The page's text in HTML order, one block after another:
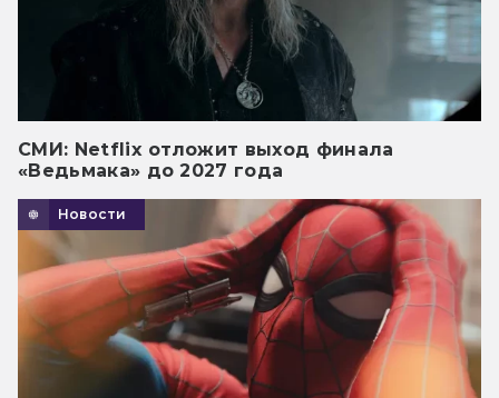
СМИ: Netflix отложит выход финала
«Ведьмака» до 2027 года
Новости